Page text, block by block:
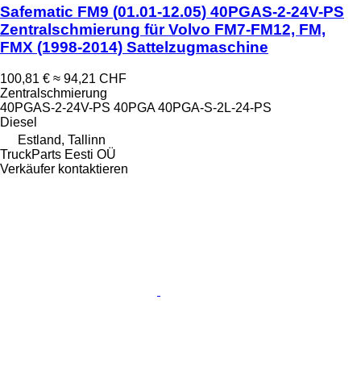
Safematic FM9 (01.01-12.05) 40PGAS-2-24V-PS
Zentralschmierung für Volvo FM7-FM12, FM,
FMX (1998-2014) Sattelzugmaschine
100,81 € ≈ 94,21 CHF
Zentralschmierung
40PGAS-2-24V-PS 40PGA 40PGA-S-2L-24-PS
Diesel
Estland, Tallinn
TruckParts Eesti OÜ
Verkäufer kontaktieren